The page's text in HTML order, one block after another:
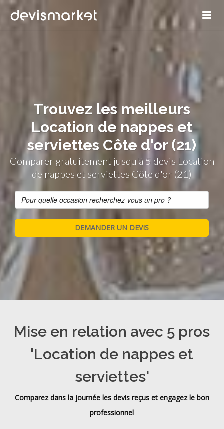
Trouvez les meilleurs
Location de nappes et
serviettes Côte d'or (21)
Comparer gratuitement jusqu'à 5 devis Location
de nappes et serviettes Côte d'or (21)
Mise en relation avec 5 pros
'Location de nappes et
serviettes'
Comparez dans la journée les devis reçus et engagez le bon
professionnel